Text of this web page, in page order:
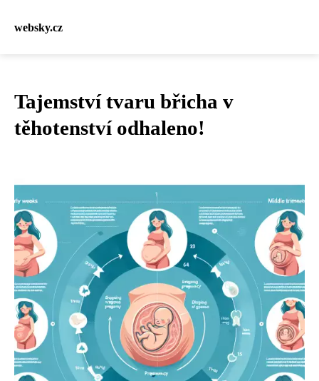
websky.cz
Tajemství tvaru břicha v
těhotenství odhaleno!